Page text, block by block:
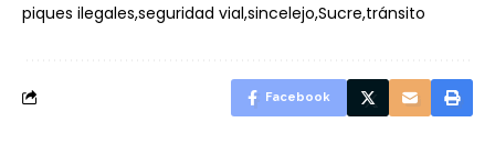
piques ilegales seguridad vial sincelejo Sucre tránsito
Facebook